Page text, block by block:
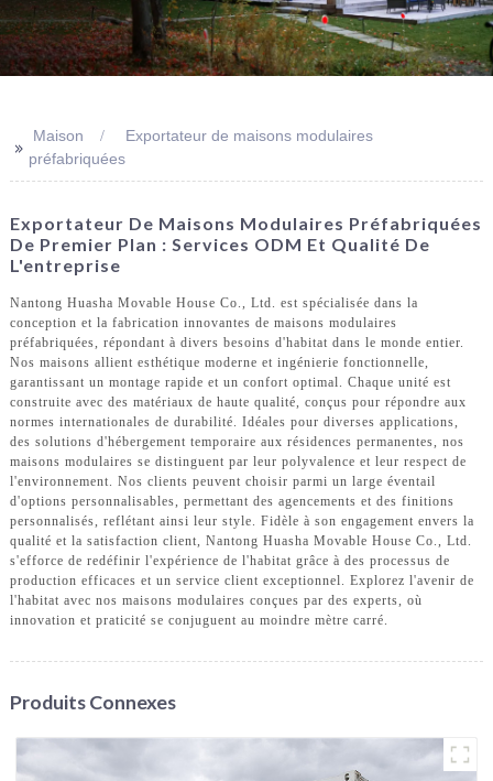
>> Maison
Exportateur de maisons modulaires
préfabriquées
Exportateur De Maisons Modulaires Préfabriquées
De Premier Plan : Services ODM Et Qualité De
L'entreprise
Nantong Huasha Movable House Co., Ltd. est spécialisée dans la
conception et la fabrication innovantes de maisons modulaires
préfabriquées, répondant à divers besoins d'habitat dans le monde entier.
Nos maisons allient esthétique moderne et ingénierie fonctionnelle,
garantissant un montage rapide et un confort optimal. Chaque unité est
construite avec des matériaux de haute qualité, conçus pour répondre aux
normes internationales de durabilité. Idéales pour diverses applications,
des solutions d'hébergement temporaire aux résidences permanentes, nos
maisons modulaires se distinguent par leur polyvalence et leur respect de
l'environnement. Nos clients peuvent choisir parmi un large éventail
d'options personnalisables, permettant des agencements et des finitions
personnalisés, reflétant ainsi leur style. Fidèle à son engagement envers la
qualité et la satisfaction client, Nantong Huasha Movable House Co., Ltd.
s'efforce de redéfinir l'expérience de l'habitat grâce à des processus de
production efficaces et un service client exceptionnel. Explorez l'avenir de
l'habitat avec nos maisons modulaires conçues par des experts, où
innovation et praticité se conjuguent au moindre mètre carré.
Produits Connexes